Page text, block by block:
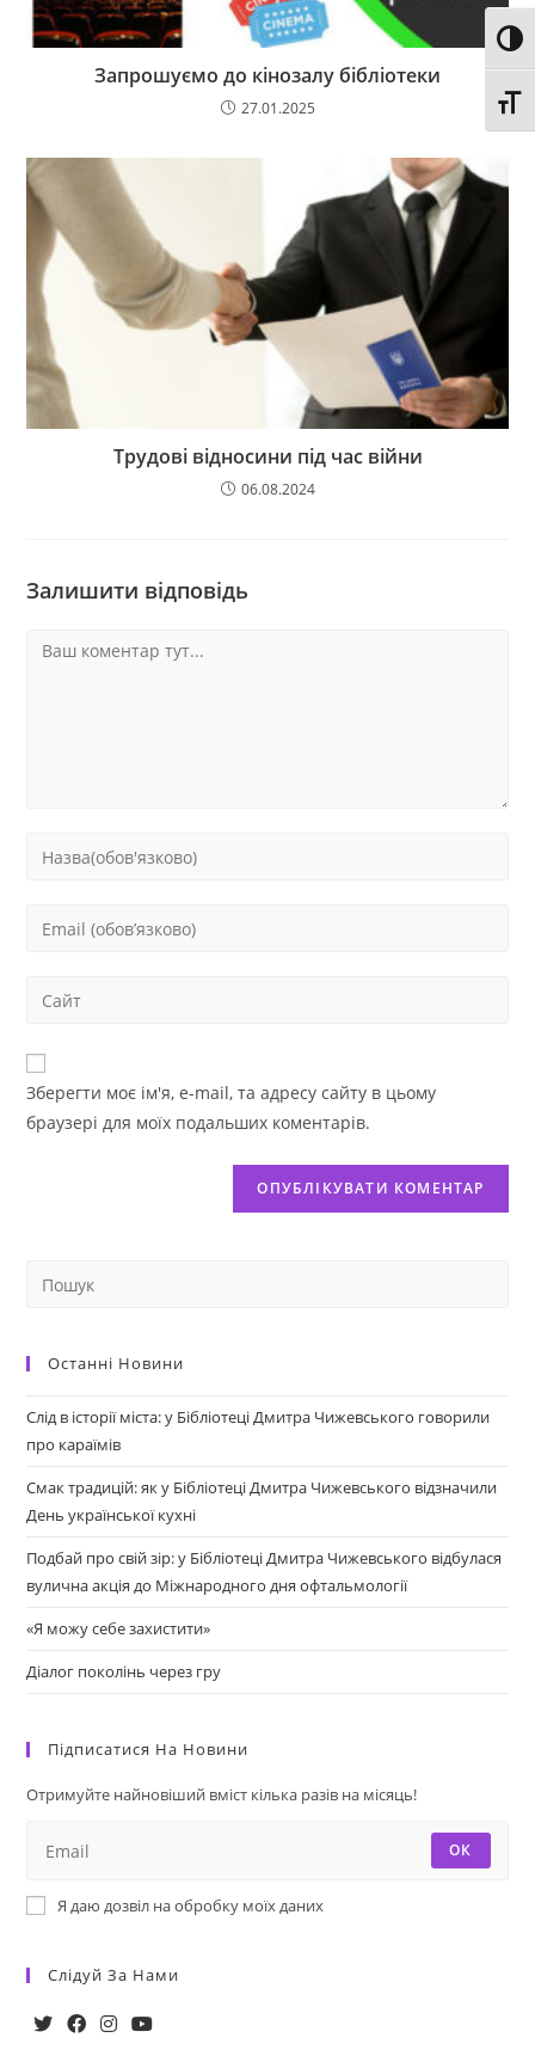
Запрошуємо до кінозалу бібліотеки
27.01.2025
Трудові відносини під час війни
06.08.2024
Залишити відповідь
Зберегти моє ім'я, e-mail, та адресу сайту в цьому
браузері для моїх подальших коментарів.
Останні Новини
Слід в історії міста: у Бібліотеці Дмитра Чижевського говорили
про караїмів
Смак традицій: як у Бібліотеці Дмитра Чижевського відзначили
День української кухні
Подбай про свій зір: у Бібліотеці Дмитра Чижевського відбулася
вулична акція до Міжнародного дня офтальмології
«Я можу себе захистити»
Діалог поколінь через гру
Підписатися На Новини
Отримуйте найновіший вміст кілька разів на місяць!
ОК
Я даю дозвіл на обробку моїх даних
Слідуй За Нами